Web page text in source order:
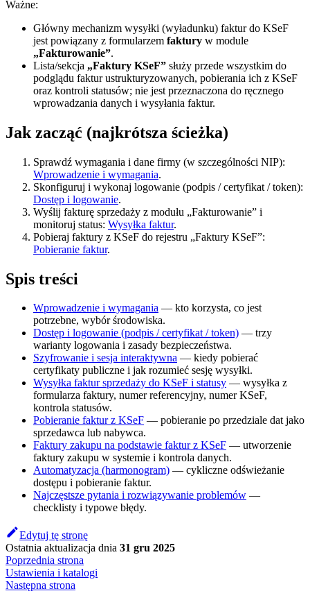
Ważne:
Główny mechanizm wysyłki (wyładunku) faktur do KSeF
jest powiązany z formularzem faktury w module
„Fakturowanie”.
Lista/sekcja „Faktury KSeF” służy przede wszystkim do
podglądu faktur ustrukturyzowanych, pobierania ich z KSeF
oraz kontroli statusów; nie jest przeznaczona do ręcznego
wprowadzania danych i wysyłania faktur.
Jak zacząć (najkrótsza ścieżka)
Sprawdź wymagania i dane firmy (w szczególności NIP):
Wprowadzenie i wymagania.
Skonfiguruj i wykonaj logowanie (podpis / certyfikat / token):
Dostęp i logowanie.
Wyślij fakturę sprzedaży z modułu „Fakturowanie” i
monitoruj status: Wysyłka faktur.
Pobieraj faktury z KSeF do rejestru „Faktury KSeF”:
Pobieranie faktur.
Spis treści
Wprowadzenie i wymagania — kto korzysta, co jest
potrzebne, wybór środowiska.
Dostęp i logowanie (podpis / certyfikat / token) — trzy
warianty logowania i zasady bezpieczeństwa.
Szyfrowanie i sesja interaktywna — kiedy pobierać
certyfikaty publiczne i jak rozumieć sesję wysyłki.
Wysyłka faktur sprzedaży do KSeF i statusy — wysyłka z
formularza faktury, numer referencyjny, numer KSeF,
kontrola statusów.
Pobieranie faktur z KSeF — pobieranie po przedziale dat jako
sprzedawca lub nabywca.
Faktury zakupu na podstawie faktur z KSeF — utworzenie
faktury zakupu w systemie i kontrola danych.
Automatyzacja (harmonogram) — cykliczne odświeżanie
dostępu i pobieranie faktur.
Najczęstsze pytania i rozwiązywanie problemów —
checklisty i typowe błędy.
Edytuj tę stronę
Ostatnia aktualizacja dnia 31 gru 2025
Poprzednia strona
Ustawienia i katalogi
Następna strona